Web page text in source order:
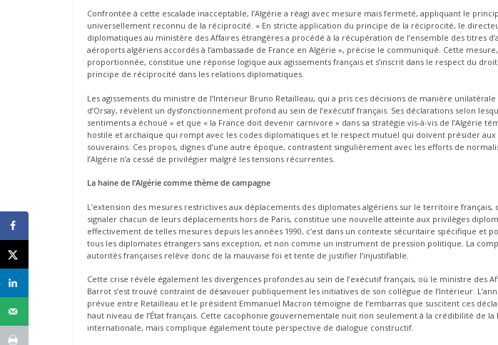
Confrontée à cette escalade inacceptable, l’Algérie a réagi avec mesure mais fermeté, appliquant le
universellement reconnu de la réciprocité. « En stricte application du principe de la réciprocité, le
diplomatiques au ministère des Affaires étrangères a procédé à la récupération de l’ensemble des titres
aéroports algériens accordés à l’ambassade de France en Algérie », précise le communiqué. Cette
proportionnée, constitue une réponse logique aux agissements français et s’inscrit dans le respect du
principe de réciprocité dans les relations diplomatiques.
Les agissements du ministre de l’Intérieur Bruno Retailleau, qui a pris ces décisions de manière
d’Orsay, révèlent un dysfonctionnement profond au sein de l’exécutif français. Ses déclarations selon
sentiments a échoué » et que « la France doit devenir carnivore » dans sa stratégie vis-à-vis de l’Algérie
hostile et archaïque qui rompt avec les codes diplomatiques et le respect mutuel qui doivent présider
souverains. Ces propos, dignes d’une autre époque, contrastent singulièrement avec les efforts de
l’Algérie n’a cessé de privilégier malgré les tensions récurrentes.
La haine de l’Algérie comme thème de campagne
L’extension des mesures restrictives aux déplacements des diplomates algériens sur le territoire français,
signaler chacun de leurs déplacements hors de Paris, constitue une nouvelle atteinte aux privilèges
effectivement de telles mesures depuis les années 1990, c’est dans un contexte sécuritaire spécifique et
tous les diplomates étrangers sans exception, et non comme un instrument de pression politique. La
autorités françaises relève donc de la mauvaise foi et tente de justifier l’injustifiable.
Cette crise révèle également les divergences profondes au sein de l’exécutif français, où le ministre des
Barrot s’est trouvé contraint de désavouer publiquement les initiatives de son collègue de l’Intérieur.
prévue entre Retailleau et le président Emmanuel Macron témoigne de l’embarras que suscitent ces
haut niveau de l’État français. Cette cacophonie gouvernementale nuit non seulement à la crédibilité de la
internationale, mais complique également toute perspective de dialogue constructif.